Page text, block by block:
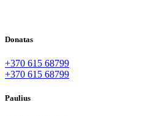
Donatas
+370 615 68799
+370 615 68799
Paulius